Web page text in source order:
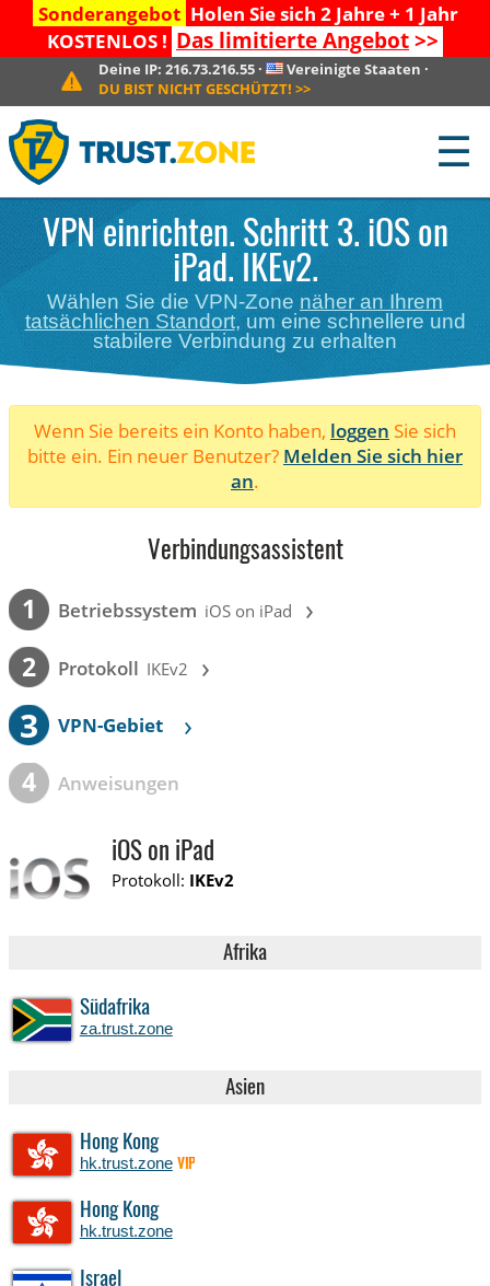
Sonderangebot Holen Sie sich 2 Jahre + 1 Jahr
KOSTENLOS ! Das limitierte Angebot>>
Deine IP:216.73.216.55 · Vereinigte Staaten ·
DU BIST NICHT GESCHÜTZT! >>
☰
VPN einrichten. Schritt 3. iOS on
iPad. IKEv2.
Wählen Sie die VPN-Zone näher an Ihrem
tatsächlichen Standort, um eine schnellere und
stabilere Verbindung zu erhalten
Wenn Sie bereits ein Konto haben, loggen Sie sich
bitte ein. Ein neuer Benutzer? Melden Sie sich hier
an.
Verbindungsassistent
1 Betriebssystem iOS on iPad ›
2 Protokoll IKEv2 ›
3 VPN-Gebiet ›
4 Anweisungen
iOS on iPad
Protokoll: IKEv2
Afrika
Südafrika
za.trust.zone
Asien
Hong Kong
hk.trust.zone VIP
Hong Kong
hk.trust.zone
Israel